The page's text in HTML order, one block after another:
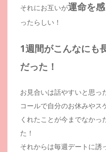
それにお互いが運命を
ったらしい！
1週間がこんなにも
だった！
お見合いは話やすいと思っ
コールで自分のお休みやス
くれたことが今までなかっ
た！
それからは毎週デートに誘